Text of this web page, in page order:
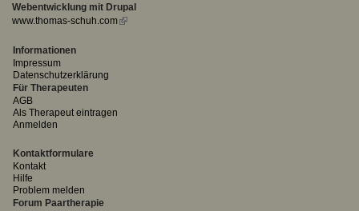
Webentwicklung mit Drupal
www.thomas-schuh.com(link
Informationen
Impressum
Datenschutzerklärung
Für Therapeuten
AGB
Als Therapeut eintragen
Anmelden
Kontaktformulare
Kontakt
Hilfe
Problem melden
Forum Paartherapie